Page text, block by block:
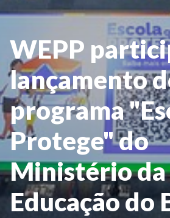
WEPP
lançamento
programa
Protege" do
Ministério da
Educação do